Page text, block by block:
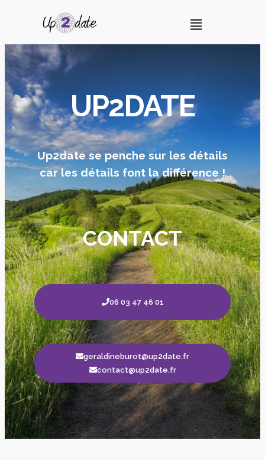
UP2DATE
Up2date se penche sur les détails
car les détails font la différence !
CONTACT
06 03 47 46 01
geraldineburot@up2date.fr
contact@up2date.fr